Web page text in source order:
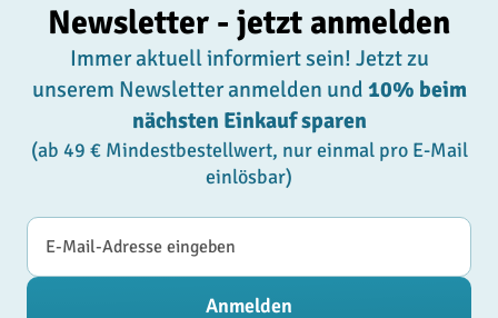
Newsletter - jetzt anmelden
Immer aktuell informiert sein! Jetzt zu
unserem Newsletter anmelden und 10% beim
nächsten Einkauf sparen
(ab 49 € Mindestbestellwert, nur einmal pro E-Mail
einlösbar)
E-Mail-Adresse
Anmelden